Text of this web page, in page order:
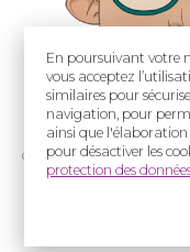
En poursuivant votre
vous acceptez
similaires pour
navigation, pour
ainsi que l'élaboration
pour désactiver les
protection des
Crédit : Cassandra Vion
Vue de face du